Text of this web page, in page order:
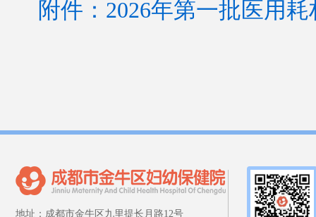
附件：2026年第一批医用
地址：成都市金牛区九里提长月路12号